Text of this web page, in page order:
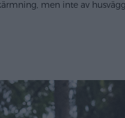
men inte av